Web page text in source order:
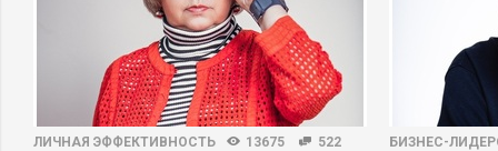
ЛИЧНАЯ ЭФФЕКТИВНОСТЬ 13675 522 БИЗНЕС-